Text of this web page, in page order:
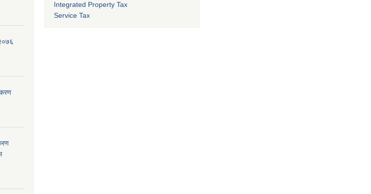
Integrated Property Tax
Service Tax